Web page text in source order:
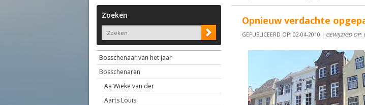
Zoeken
Bosschenaar van het jaar
Bosschenaren
Aa Wieke van der
Aarts Louis
Opnieuw verdachte
GEPUBLICEERD OP: 02-04-2010 | GEWIJZIGD